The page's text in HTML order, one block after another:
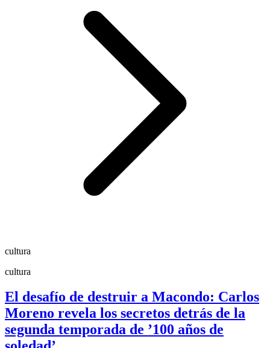
cultura
cultura
El desafío de destruir a Macondo: Carlos
Moreno revela los secretos detrás de la
segunda temporada de ’100 años de